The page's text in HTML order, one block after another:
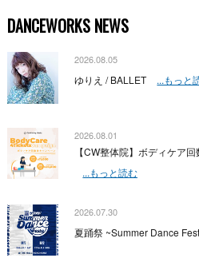
DANCEWORKS NEWS
2026.08.05
ゆりえ / BALLET ...もっと
2026.08.01
【CW整体院】ボディケア
...もっと読む
2026.07.30
夏踊祭 ~Summer Dance